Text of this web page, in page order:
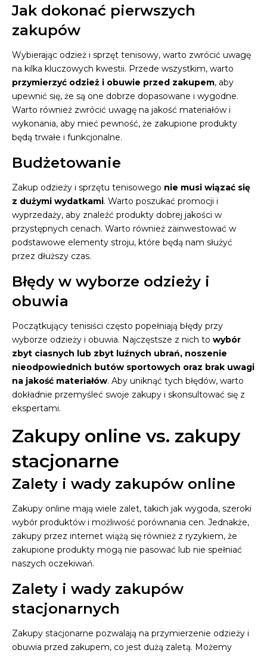
Jak dokonać pierwszych
zakupów
Wybierając odzież i sprzęt tenisowy, warto zwrócić uwagę
na kilka kluczowych kwestii. Przede wszystkim, warto
przymierzyć odzież i obuwie przed zakupem, aby
upewnić się, że są one dobrze dopasowane i wygodne.
Warto również zwrócić uwagę na jakość materiałów i
wykonania, aby mieć pewność, że zakupione produkty
będą trwałe i funkcjonalne.
Budżetowanie
Zakup odzieży i sprzętu tenisowego nie musi wiązać się
z dużymi wydatkami. Warto poszukać promocji i
wyprzedaży, aby znaleźć produkty dobrej jakości w
przystępnych cenach. Warto również zainwestować w
podstawowe elementy stroju, które będą nam służyć
przez dłuższy czas.
Błędy w wyborze odzieży i
obuwia
Początkujący tenisiści często popełniają błędy przy
wyborze odzieży i obuwia. Najczęstsze z nich to wybór
zbyt ciasnych lub zbyt luźnych ubrań, noszenie
nieodpowiednich butów sportowych oraz brak uwagi
na jakość materiałów. Aby uniknąć tych błędów, warto
dokładnie przemyśleć swoje zakupy i skonsultować się z
ekspertami.
Zakupy online vs. zakupy
stacjonarne
Zalety i wady zakupów online
Zakupy online mają wiele zalet, takich jak wygoda, szeroki
wybór produktów i możliwość porównania cen. Jednakże,
zakupy przez internet wiążą się również z ryzykiem, że
zakupione produkty mogą nie pasować lub nie spełniać
naszych oczekiwań.
Zalety i wady zakupów
stacjonarnych
Zakupy stacjonarne pozwalają na przymierzenie odzieży i
obuwia przed zakupem, co jest dużą zaletą. Możemy